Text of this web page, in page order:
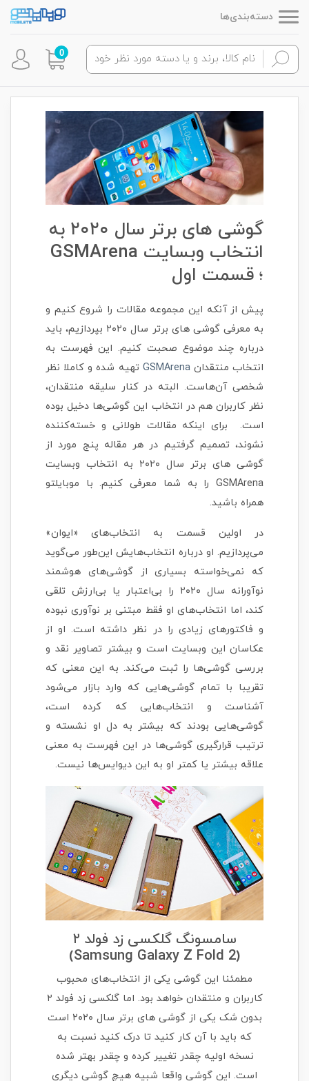
دسته‌بندی‌ها
0
گوشی های برتر سال ۲۰۲۰ به
انتخاب وبسایت GSMArena
؛ قسمت اول
پیش از آنکه این مجموعه مقالات را شروع کنیم و
به معرفی گوشی های برتر سال ۲۰۲۰ بپردازیم، باید
درباره چند موضوع صحبت کنیم. این فهرست به
انتخاب منتقدانGSMArena تهیه شده و کاملا نظر
شخصی آن‌هاست. البته در کنار سلیقه منتقدان،
نظر کاربران هم در انتخاب این گوشی‌ها دخیل بوده
است. برای اینکه مقالات طولانی و خسته‌کننده
نشوند، تصمیم گرفتیم در هر مقاله پنج مورد از
گوشی های برتر سال ۲۰۲۰ به انتخاب وبسایت
GSMArena را به شما معرفی کنیم. با موبایلتو
همراه باشید.
در اولین قسمت به انتخاب‌های «ایوان»
می‌پردازیم. او درباره انتخاب‌هایش این‌طور می‌گوید
که نمی‌خواسته بسیاری از گوشی‌های هوشمند
نوآورانه سال ۲۰۲۰ را بی‌اعتبار یا بی‌ارزش تلقی
کند، اما انتخاب‌های او فقط مبتنی بر نوآوری نبوده
و فاکتورهای زیادی را در نظر داشته است. او از
عکاسان این وبسایت است و بیشتر تصاویر نقد و
بررسی گوشی‌ها را ثبت می‌کند. به این معنی که
تقریبا با تمام گوشی‌هایی که وارد بازار می‌شود
آشناست و انتخاب‌هایی که کرده است،
گوشی‌هایی بودند که بیشتر به دل او نشسته و
ترتیب قرارگیری گوشی‌ها در این فهرست به معنی
علاقه بیشتر یا کمتر او به این دیوایس‌ها نیست.
سامسونگ گلکسی زد فولد ۲
(Samsung Galaxy Z Fold 2)
مطمئنا این گوشی یکی از انتخاب‌های محبوب
کاربران و منتقدان خواهد بود. اما گلکسی زد فولد ۲
بدون شک یکی از گوشی های برتر سال ۲۰۲۰ است
که باید با آن کار کنید تا درک کنید نسبت به
نسخه اولیه چقدر تغییر کرده و چقدر بهتر شده
است. این گوشی واقعا شبیه هیچ گوشی دیگری